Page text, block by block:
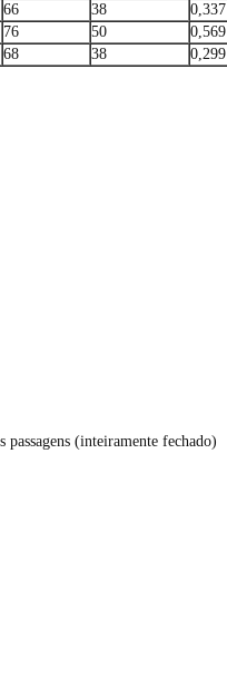
66 38
0,337
76 50
0,569
68 38 0,299
(inteiramente fechado)